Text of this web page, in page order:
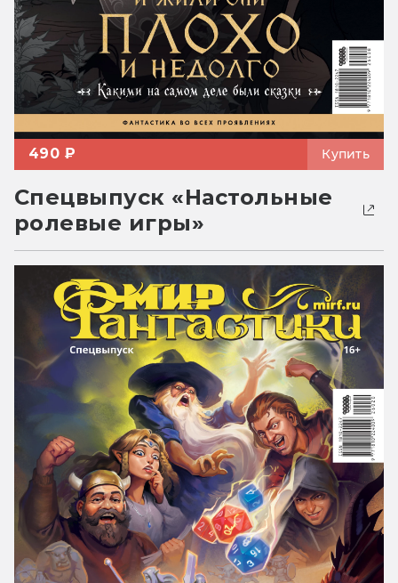
490 ₽ Купить
Спецвыпуск «Настольные
ролевые игры»